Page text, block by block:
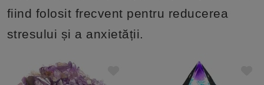
fiind folosit frecvent pentru reducerea
stresului și a anxietății.